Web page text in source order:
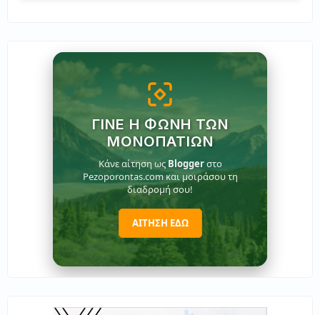
ΓΊΝΕ Η ΦΩΝΉ ΤΩΝ
ΜΟΝΟΠΑΤΙΏΝ
Κάνε αίτηση ως Bloggerστο
Pezoporontas.com και μοιράσου τη
διαδρομή σου!
ΑΙΤΗΣΗ ΕΔΩ